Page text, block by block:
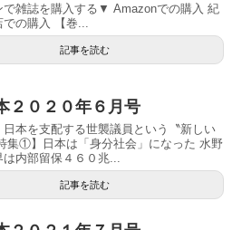
で雑誌を購入する▼ Amazonでの購入 紀
の購入 【巻...
記事を読む
２０２０年６月号
日本を支配する世襲議員という〝新しい
集①】日本は「身分社会」になった 水野
内部留保４６０兆...
記事を読む